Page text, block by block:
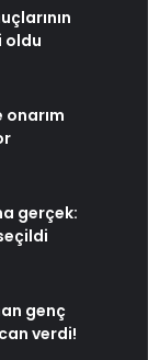
oldu
onarım
gerçek:
genç
verdi!